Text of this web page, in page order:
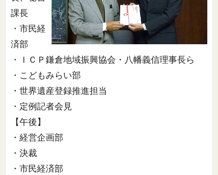
課長
・市民経
済部
・ＩＣＰ鎌倉地域振興協会・八幡義信理事長ら
・こどもみらい部
・世界遺産登録推進担当
・定例記者会見
【午後】
・経営企画部
・決裁
・市民経済部